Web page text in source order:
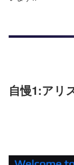
自慢1:アリ